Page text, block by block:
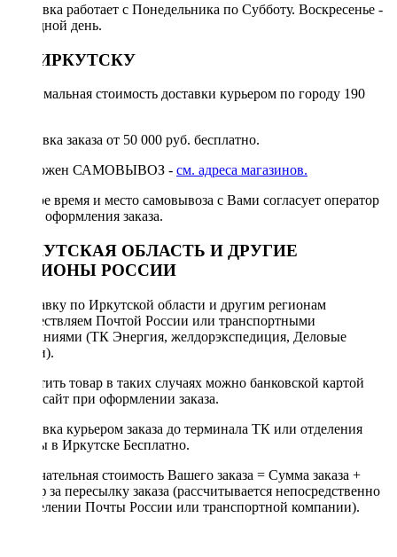
Доставка работает с Понедельника по Субботу. Воскресенье -
выходной день.
ПО ИРКУТСКУ
Минимальная стоимость доставки курьером по городу 190
Доставка заказа от 50 000 руб. бесплатно.
Возможен САМОВЫВОЗ - см. адреса магазинов.
Точное время и место самовывоза с Вами согласует оператор
после оформления заказа.
ИРКУТСКАЯ ОБЛАСТЬ И ДРУГИЕ
РЕГИОНЫ РОССИИ
Отправку по Иркутской области и другим регионам
осуществляем Почтой России или транспортными
компаниями (ТК Энергия, желдорэкспедиция, Деловые
линии).
Оплатить товар в таких случаях можно банковской картой
через сайт при оформлении заказа.
Доставка курьером заказа до терминала ТК или отделения
Почты в Иркутске Бесплатно.
Окончательная стоимость Вашего заказа = Сумма заказа +
Тариф за пересылку заказа (рассчитывается непосредственно
в отделении Почты России или транспортной компании).